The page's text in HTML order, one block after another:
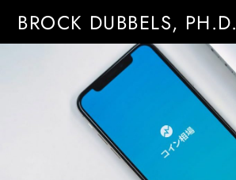
SkipBROCK DUBBELS, PH.D.